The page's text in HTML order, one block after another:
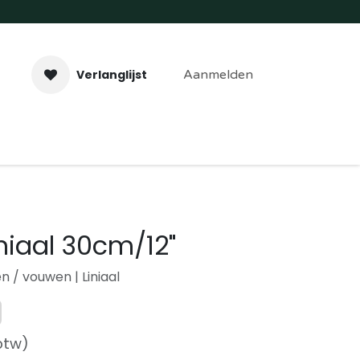
Verlanglijst Aanmelden
30cm/12"
/ vouwen | Liniaal